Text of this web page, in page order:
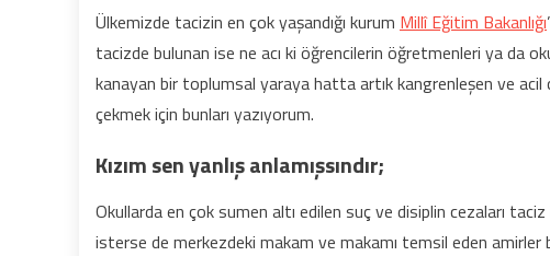
Ülkemizde tacizin en çok yaşandığı kurum Millî Eğitim Bakanlığı
tacizde bulunan ise ne acı ki öğrencilerin öğretmenleri ya da
kanayan bir toplumsal yaraya hatta artık kangrenleşen ve
çekmek için bunları yazıyorum.
Kızım sen yanlış anlamışsındır;
Okullarda en çok sumen altı edilen suç ve disiplin cezaları
isterse de merkezdeki makam ve makamı temsil eden amirler